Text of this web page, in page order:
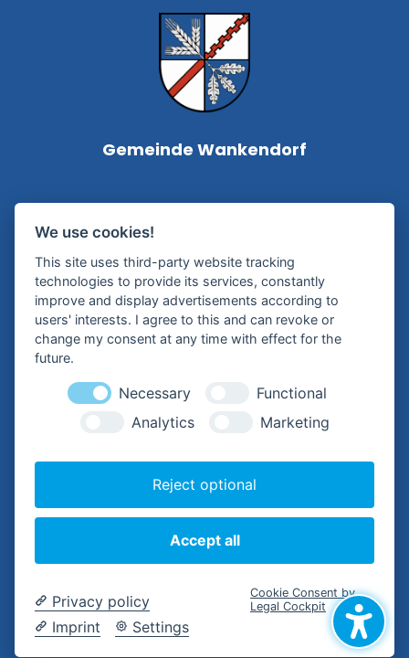
Gemeinde Wankendorf
Bürgermeisterin Silke Roßmann
Kampstraße 1
24601 Wankendorf
Tel.:+49 (0) 4326 – 99 79-0
Mail:
buergermeisterin@wankendorf.de
Impressum
Datenschutzerklärung
We use cookies!
This site uses third-party website tracking
technologies to provide its services, constantly
improve and display advertisements according to
users' interests. I agree to this and can revoke or
change my consent at any time with effect for the
future.
Necessary
Functional
Analytics
Marketing
Reject optional
Accept all
Privacy policy
Imprint
Settings
Cookie Consent by
Legal Cockpit